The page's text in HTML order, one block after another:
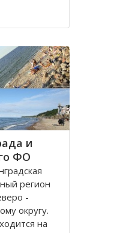
и
ФО
регион
-
округу.
на